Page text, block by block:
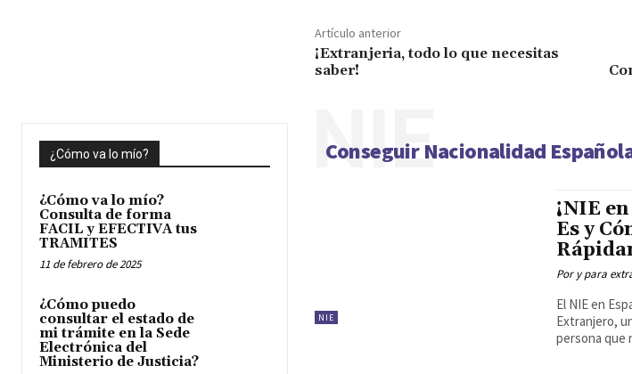
Artículo anterior
¡Extranjeria, todo lo que necesitas
saber!
¿Cómo va lo mío?
¿Cómo va lo mío?
Consulta de forma
FACIL y EFECTIVA tus
TRAMITES
11 de febrero de 2025
¿Cómo puedo
consultar el estado de
mi trámite en la Sede
Electrónica del
Ministerio de Justicia?
Conseguir Nacionalidad
NIE
NIE
¡NIE
Es y
Por y para
El NIE en
Extranjero,
persona que